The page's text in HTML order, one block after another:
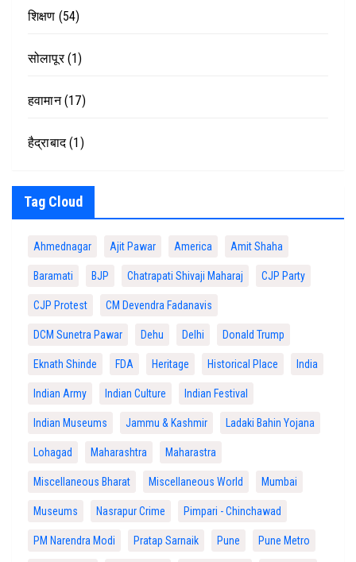
शिक्षण (54)
सोलापूर(1)
हवामान(17)
हैद्राबाद(1)
Tag Cloud
Ahmednagar Ajit Pawar America Amit Shaha
Baramati BJP Chatrapati Shivaji Maharaj CJP Party
CJP Protest CM Devendra Fadanavis
DCM Sunetra Pawar Dehu Delhi Donald Trump
Eknath Shinde FDA Heritage Historical Place India
Indian Army Indian Culture Indian Festival
Indian Museums Jammu & Kashmir Ladaki Bahin Yojana
Lohagad Maharashtra Maharastra
Miscellaneous Bharat Miscellaneous World Mumbai
Museums Nasrapur Crime Pimpari - Chinchawad
PM Narendra Modi Pratap Sarnaik Pune Pune Metro